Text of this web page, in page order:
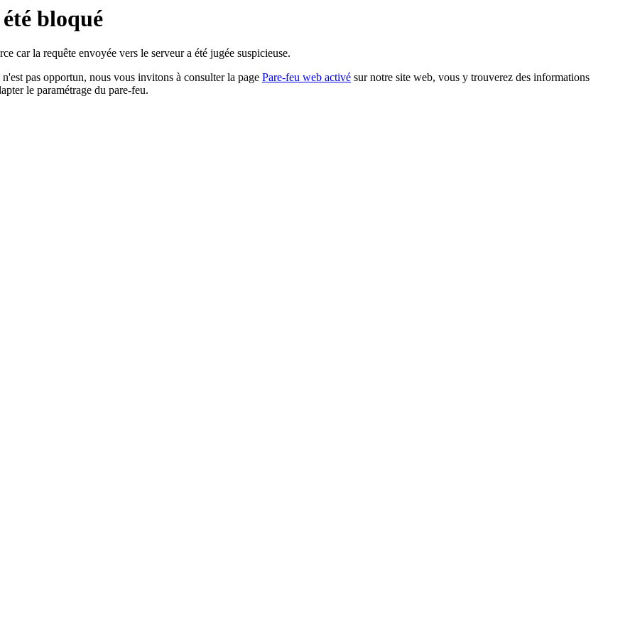
bloqué
car la requête envoyée vers le serveur a été jugée suspicieuse.
pas opportun, nous vous invitons à consulter la page Pare-feu web activé sur notre site web, vous y trouverez des informations
le paramétrage du pare-feu.